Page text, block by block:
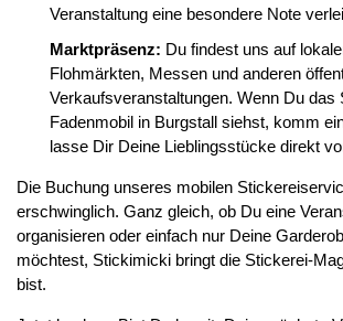
Veranstaltung eine besondere Note
Marktpräsenz: Du findest uns auf
Flohmärkten, Messen und anderen
Verkaufsveranstaltungen. Wenn Du das
Fadenmobil in Burgstall siehst, komm
lasse Dir Deine Lieblingsstücke direkt
Die Buchung unseres mobilen
erschwinglich. Ganz gleich, ob Du eine
organisieren oder einfach nur Deine
möchtest, Stickimicki bringt die Stickerei-
bist.